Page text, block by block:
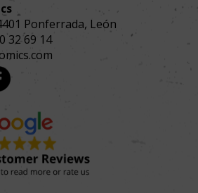
Ponferrada, León
32 69 14